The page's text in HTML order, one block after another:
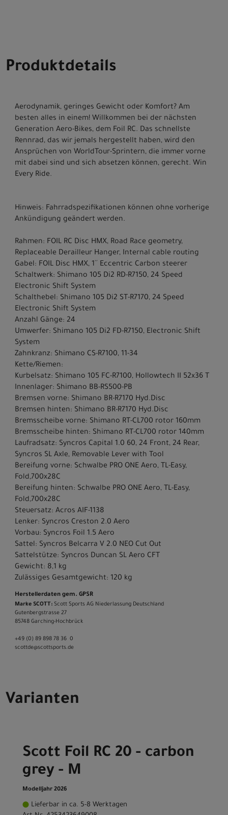
Produktdetails
Aerodynamik, geringes Gewicht oder Komfort? Am
besten alles in einem! Willkommen bei der nächsten
Generation Aero-Bikes, dem Foil RC. Das schnellste
Rennrad, das wir jemals hergestellt haben, wird den
Ansprüchen von WorldTour-Sprintern, die immer vorne
mit dabei sind und sich absetzen können, gerecht. Win
Every Ride.
Hinweis: Fahrradspezifikationen können ohne vorherige
Ankündigung geändert werden.
Rahmen: FOIL RC Disc HMX, Road Race geometry,
Replaceable Derailleur Hanger, Internal cable routing
Gabel: FOIL Disc HMX, 1´´ Eccentric Carbon steerer
Schaltwerk: Shimano 105 Di2 RD-R7150, 24 Speed
Electronic Shift System
Schalthebel: Shimano 105 Di2 ST-R7170, 24 Speed
Electronic Shift System
Anzahl Gänge: 24
Umwerfer: Shimano 105 Di2 FD-R7150, Electronic Shift
System
Zahnkranz: Shimano CS-R7100, 11-34
Kette/Riemen:
Kurbelsatz: Shimano 105 FC-R7100, Hollowtech II 52x36 T
Innenlager: Shimano BB-RS500-PB
Bremsen vorne: Shimano BR-R7170 Hyd.Disc
Bremsen hinten: Shimano BR-R7170 Hyd.Disc
Bremsscheibe vorne: Shimano RT-CL700 rotor 160mm
Bremsscheibe hinten: Shimano RT-CL700 rotor 140mm
Laufradsatz: Syncros Capital 1.0 60, 24 Front, 24 Rear,
Syncros SL Axle, Removable Lever with Tool
Bereifung vorne: Schwalbe PRO ONE Aero, TL-Easy,
Fold,700x28C
Bereifung hinten: Schwalbe PRO ONE Aero, TL-Easy,
Fold,700x28C
Steuersatz: Acros AIF-1138
Lenker: Syncros Creston 2.0 Aero
Vorbau: Syncros Foil 1.5 Aero
Sattel: Syncros Belcarra V 2.0 NEO Cut Out
Sattelstütze: Syncros Duncan SL Aero CFT
Gewicht: 8,1 kg
Zulässiges Gesamtgewicht: 120 kg
Herstellerdaten gem. GPSR
Marke SCOTT: Scott Sports AG Niederlassung Deutschland
Gutenbergstrasse 27
85748 Garching-­Hochbrück
+49 (0) 89 898 78 36 ­ 0
scott­de@scott­sports.de
Varianten
Scott Foil RC 20 - carbon
grey - M
Modelljahr 2026
Lieferbar in ca. 5-8 Werktagen